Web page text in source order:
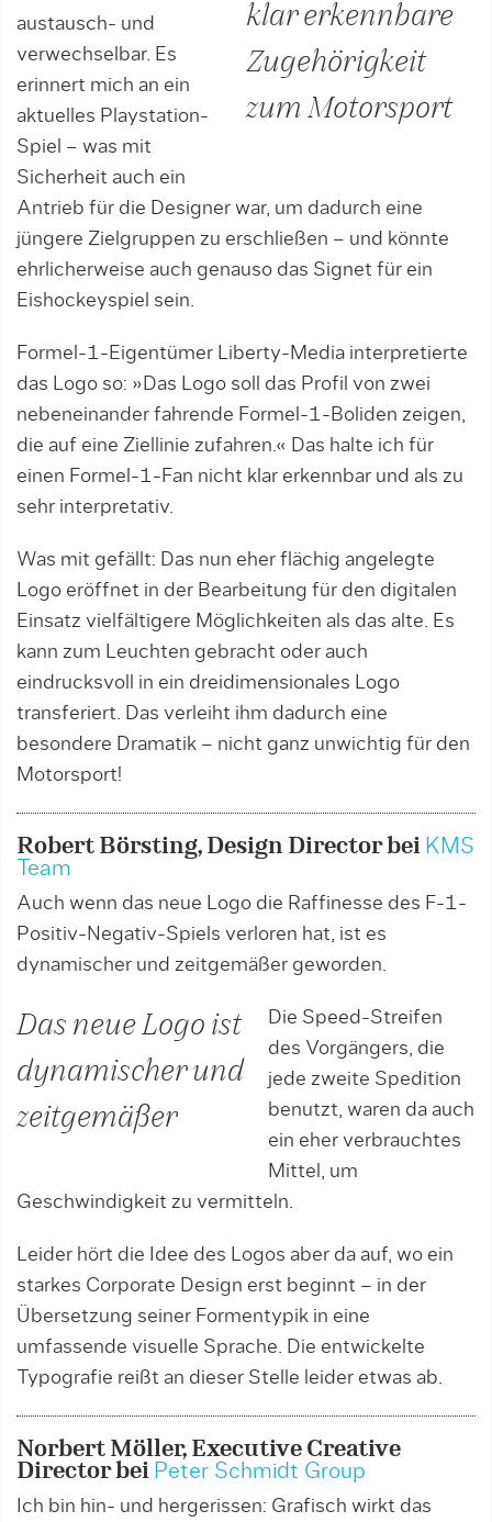
klar erkennbare
Zugehörigkeit
zum Motorsport
austausch- und
verwechselbar. Es
erinnert mich an ein
aktuelles Playstation-
Spiel – was mit
Sicherheit auch ein
Antrieb für die Designer war, um dadurch eine
jüngere Zielgruppen zu erschließen – und könnte
ehrlicherweise auch genauso das Signet für ein
Eishockeyspiel sein.
Formel-1-Eigentümer Liberty-Media interpretierte
das Logo so: »Das Logo soll das Profil von zwei
nebeneinander fahrende Formel-1-Boliden zeigen,
die auf eine Ziellinie zufahren.« Das halte ich für
einen Formel-1-Fan nicht klar erkennbar und als zu
sehr interpretativ.
Was mit gefällt: Das nun eher flächig angelegte
Logo eröffnet in der Bearbeitung für den digitalen
Einsatz vielfältigere Möglichkeiten als das alte. Es
kann zum Leuchten gebracht oder auch
eindrucksvoll in ein dreidimensionales Logo
transferiert. Das verleiht ihm dadurch eine
besondere Dramatik – nicht ganz unwichtig für den
Motorsport!
Robert Börsting, Design Director bei KMS
Team
Auch wenn das neue Logo die Raffinesse des F-1-
Positiv-Negativ-Spiels verloren hat, ist es
dynamischer und zeitgemäßer geworden.
Das neue Logo ist
dynamischer und
zeitgemäßer
Die Speed-Streifen
des Vorgängers, die
jede zweite Spedition
benutzt, waren da auch
ein eher verbrauchtes
Mittel, um
Geschwindigkeit zu vermitteln.
Leider hört die Idee des Logos aber da auf, wo ein
starkes Corporate Design erst beginnt – in der
Übersetzung seiner Formentypik in eine
umfassende visuelle Sprache. Die entwickelte
Typografie reißt an dieser Stelle leider etwas ab.
Norbert Möller, Executive Creative
Director bei Peter Schmidt Group
Ich bin hin- und hergerissen: Grafisch wirkt das